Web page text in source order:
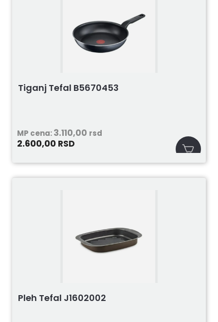
Tiganj Tefal B5670453
MP cena:3.110,00 rsd
2.600,00 RSD
Pleh Tefal J1602002